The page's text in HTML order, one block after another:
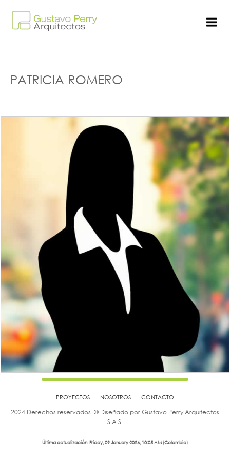
PATRICIA ROMERO
PROYECTOS NOSOTROS CONTACTO
2024 Derechos reservados. © Diseñado por Gustavo Perry Arquitectos
S.A.S.
Última actualización: Friday, 09 January 2026, 10:05 AM (Colombia)